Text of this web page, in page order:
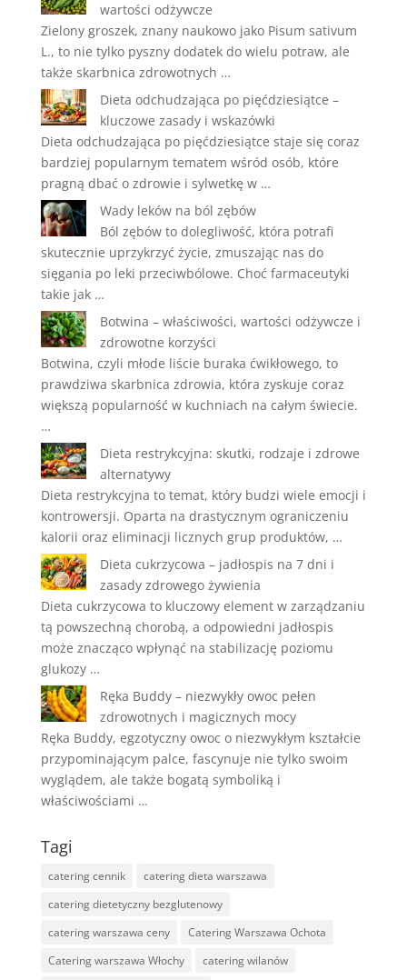
wartości odżywcze
Zielony groszek, znany naukowo jako Pisum sativum
L., to nie tylko pyszny dodatek do wielu potraw, ale
także skarbnica zdrowotnych …
Dieta odchudzająca po pięćdziesiątce –
kluczowe zasady i wskazówki
Dieta odchudzająca po pięćdziesiątce staje się coraz
bardziej popularnym tematem wśród osób, które
pragną dbać o zdrowie i sylwetkę w …
Wady leków na ból zębów
Ból zębów to dolegliwość, która potrafi
skutecznie uprzykrzyć życie, zmuszając nas do
sięgania po leki przeciwbólowe. Choć farmaceutyki
takie jak …
Botwina – właściwości, wartości odżywcze i
zdrowotne korzyści
Botwina, czyli młode liście buraka ćwikłowego, to
prawdziwa skarbnica zdrowia, która zyskuje coraz
większą popularność w kuchniach na całym świecie.
…
Dieta restrykcyjna: skutki, rodzaje i zdrowe
alternatywy
Dieta restrykcyjna to temat, który budzi wiele emocji i
kontrowersji. Oparta na drastycznym ograniczeniu
kalorii oraz eliminacji licznych grup produktów, …
Dieta cukrzycowa – jadłospis na 7 dni i
zasady zdrowego żywienia
Dieta cukrzycowa to kluczowy element w zarządzaniu
tą powszechną chorobą, a odpowiedni jadłospis
może znacząco wpłynąć na stabilizację poziomu
glukozy …
Ręka Buddy – niezwykły owoc pełen
zdrowotnych i magicznych mocy
Ręka Buddy, egzotyczny owoc o niezwykłym kształcie
przypominającym palce, fascynuje nie tylko swoim
wyglądem, ale także bogatą symboliką i
właściwościami …
Tagi
catering cennik
catering dieta warszawa
catering dietetyczny bezglutenowy
catering warszawa ceny
Catering Warszawa Ochota
Catering warszawa Włochy
catering wilanów